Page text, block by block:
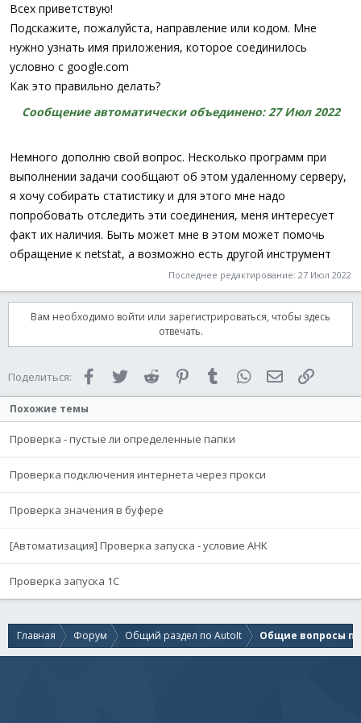
а
Всех приветствую!
Подскажите, пожалуйста, направление или кодом. Мне
нужно узнать имя приложения, которое соединилось
условно с google.com
Как это правильно делать?
Сообщение автоматически объединено:27 Июл 2022
Немного дополню свой вопрос. Несколько программ при
выполнении задачи сообщают об этом удаленному серверу,
я хочу собирать статистику и для этого мне надо
попробовать отследить эти соединения, меня интересует
факт их наличия. Быть может мне в этом может помочь
обращение к netstat, а возможно есть другой инструмент
Последнее редактирование: 27 Июл 2022
Вам необходимо войти или зарегистрироваться, чтобы здесь
отвечать.
Поделиться: FacebookTwitter Reddit PinterestTumblr WhatsAppЭлектронная
Похожие темы
Проверка - пустые ли определенные папки
Проверка подключения интернета через прокси
Проверка значения в буфере
[Автоматизация] Проверка запуска - условие AHK
Проверка запуска 1С
Главная Форум Общий раздел по AutoIt Общие вопросы